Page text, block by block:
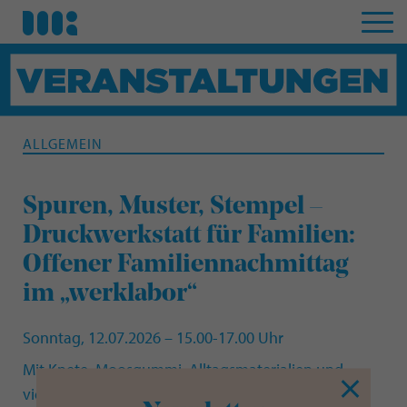
ALLGEMEIN
Spuren, Muster, Stempel –
Druckwerkstatt für Familien:
Offener Familiennachmittag
im „werklabor“
Sonntag, 12.07.2026 – 15.00-17.00 Uhr
Mit Knete, Moosgummi, Alltagsmaterialien und
vielen anderen spannenden Dingen gehen wir auf